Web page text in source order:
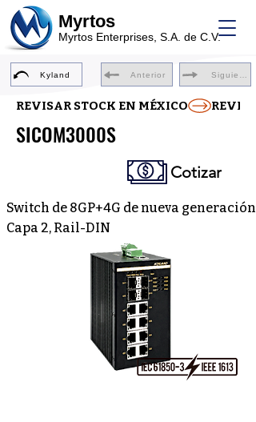
Myrtos
Myrtos Enterprises, S.A. de C.V.
Kyland Anterior Siguiente
REVISAR STOCK EN MÉXICO
SICOM3000S
Cotizar
Switch de 8GP+4G de nueva generación
Capa 2, Rail-DIN